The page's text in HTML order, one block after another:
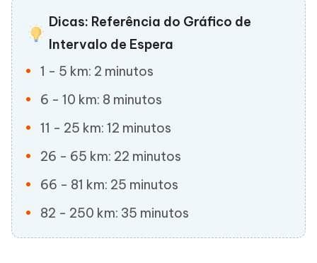
Dicas: Referência do Gráfico de
Intervalo de Espera
1 - 5 km: 2 minutos
6 - 10 km: 8 minutos
11 - 25 km: 12 minutos
26 - 65 km: 22 minutos
66 - 81 km: 25 minutos
82 - 250 km: 35 minutos